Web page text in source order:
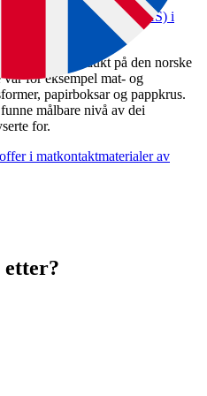
alkylstoffer (PFAS) i
53 produkt på den norske
for eksempel mat- og
papirboksar og pappkrus.
målbare nivå av dei
for.
i matkontaktmaterialer av
etter?